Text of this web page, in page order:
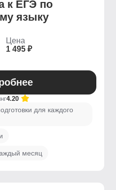
к ЕГЭ по
языку
Цена
1 495 ₽
4.20
для каждого
месяц